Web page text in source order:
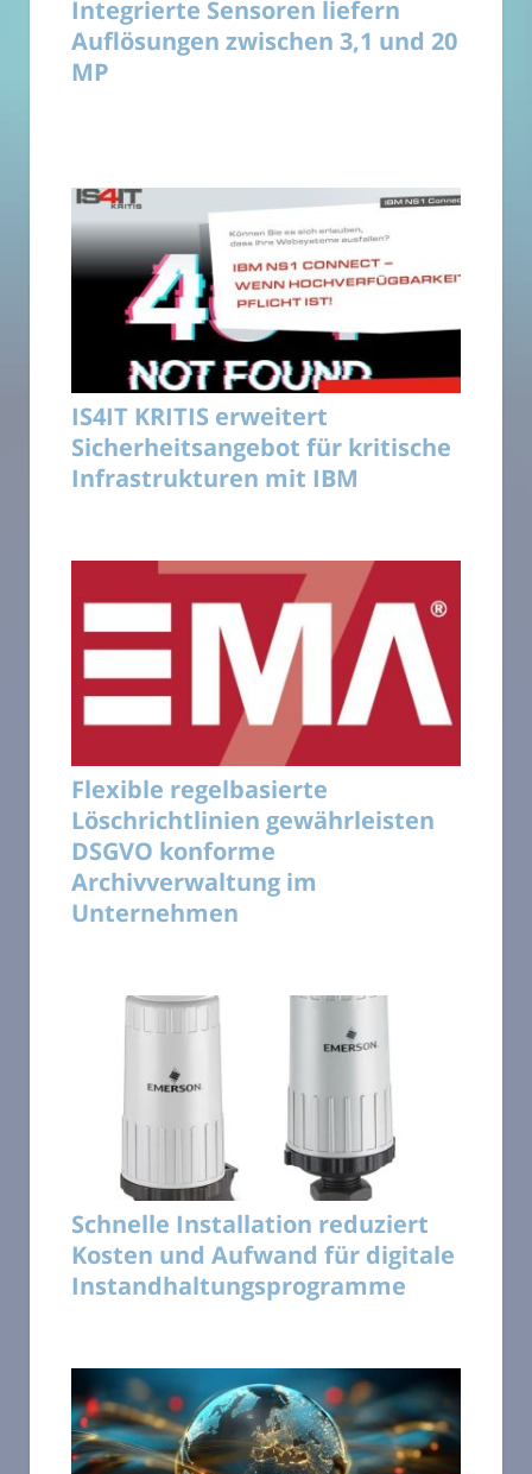
Integrierte Sensoren liefern
Auflösungen zwischen 3,1 und 20
MP
IS4IT KRITIS erweitert
Sicherheitsangebot für kritische
Infrastrukturen mit IBM
Flexible regelbasierte
Löschrichtlinien gewährleisten
DSGVO konforme
Archivverwaltung im
Unternehmen
Schnelle Installation reduziert
Kosten und Aufwand für digitale
Instandhaltungsprogramme